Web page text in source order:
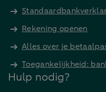
Rekening openen
Alles over je
Toegankelijkheid:
Hulp nodig?